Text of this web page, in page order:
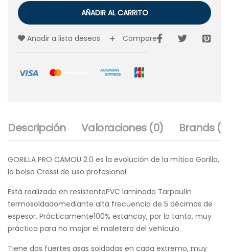
AÑADIR AL CARRITO
Añadir a lista deseos Compare
Descripción Valoraciones (0) Brands (1)
GORILLA PRO CAMOU 2.0 es la evolución de la mítica Gorilla,
la bolsa Cressi de uso profesional.
Está realizada en resistentePVC laminado Tarpaulín
termosoldadomediante alta frecuencia de 5 décimas de
espesor. Prácticamente100% estancay, por lo tanto, muy
práctica para no mojar el maletero del vehículo.
Tiene dos fuertes asas soldadas en cada extremo, muy